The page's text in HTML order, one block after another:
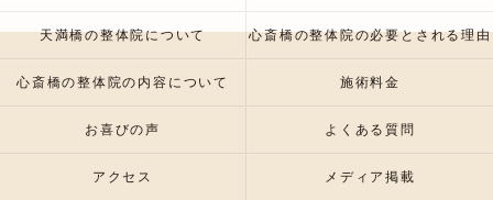
天満橋の整体院について 心斎橋の整体院の必要とされる理由
心斎橋の整体院の内容について 施術料金
お喜びの声 よくある質問
アクセス メディア掲載